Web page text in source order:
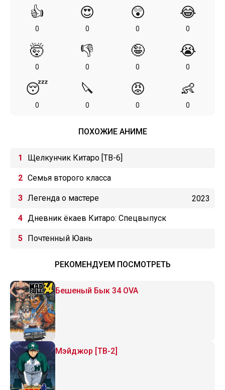
👍
0
😍
0
😲
0
😂
0
🤯
0
👎
0
🤪
0
😭
0
😴
0
🔪
0
😡
0
👶
0
ПОХОЖИЕ АНИМЕ
Щелкунчик Китаро [ТВ-6]
Семья второго класса
Легенда о мастере 2023
Дневник ёкаев Китаро: Спецвыпуск
Почтенный Юань
РЕКОМЕНДУЕМ ПОСМОТРЕТЬ
Бешеный Бык 34 OVA
Мэйджор [ТВ-2]